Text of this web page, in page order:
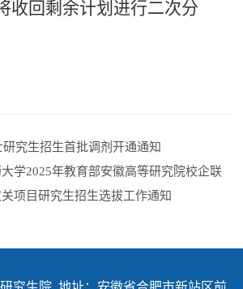
收回剩余计划进行二次分
研究生招生首批调剂开通通知
学2025年教育部安徽高等研究院校企联
项目研究生招生选拔工作通知